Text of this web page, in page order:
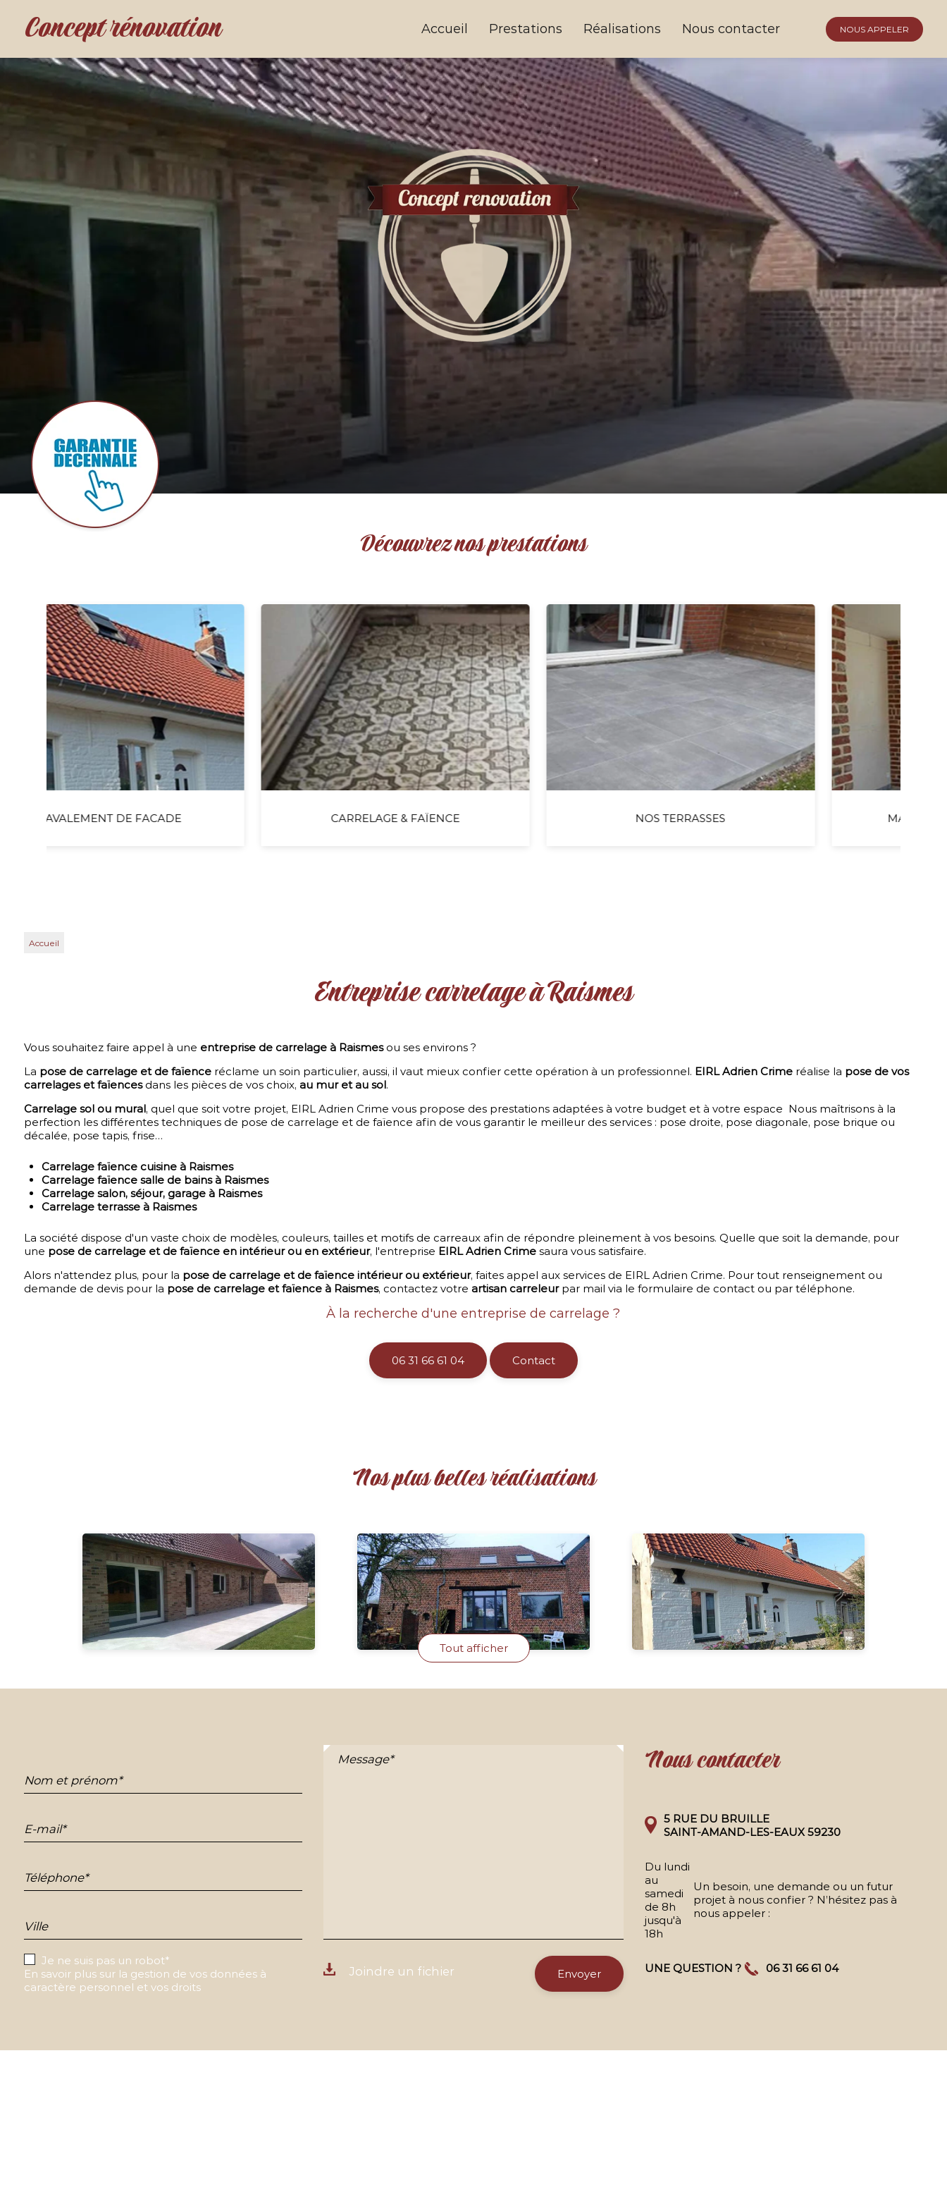
Concept rénovation Accueil Prestations Réalisations Nous contacter NOUS APPELER
Découvrez nos prestations
CARRELAGE & FAÏENCE NOS TERRASSES MAÇONNERIE & EXTENSION
Accueil
Entreprise carrelage à Raismes
Vous souhaitez faire appel à une entreprise de carrelage à Raismesou ses environs ?
La pose de carrelage et de faïenceréclame un soin particulier, aussi, il vaut mieux confier cette opération à un professionnel. EIRL Adrien Crimeréalise la pose de vos
carrelages et faïencesdans les pièces de vos choix, au mur et au sol.
Carrelage sol ou mural, quel que soit votre projet, EIRL Adrien Crime vous propose des prestations adaptées à votre budget et à votre espace Nous maîtrisons à la
perfection les différentes techniques de pose de carrelage et de faïence afin de vous garantir le meilleur des services : pose droite, pose diagonale, pose brique ou
décalée, pose tapis, frise…
Carrelage faïence cuisine à Raismes
Carrelage faïence salle de bains à Raismes
Carrelage salon, séjour, garage à Raismes
Carrelage terrasse à Raismes
La société dispose d'un vaste choix de modèles, couleurs, tailles et motifs de carreaux afin de répondre pleinement à vos besoins. Quelle que soit la demande, pour
une pose de carrelage et de faïence en intérieur ou en extérieur, l'entreprise EIRL Adrien Crimesaura vous satisfaire.
Alors n'attendez plus, pour la pose de carrelage et de faïence intérieur ou extérieur, faites appel aux services de EIRL Adrien Crime. Pour tout renseignement ou
demande de devis pour la pose de carrelage et faïence à Raismes, contactez votre artisan carreleurpar mail via le formulaire de contact ou par téléphone.
À la recherche d'une entreprise de carrelage ?
06 31 66 61 04 Contact
Nos plus belles réalisations
Tout afficher
Nom et prénom*
E-mail*
Téléphone*
Ville
Message*
Je ne suis pas un robot*
En savoir plus sur la gestion de vos données à
caractère personnel et vos droits
Joindre un fichier Envoyer
Nous contacter
5 RUE DU BRUILLE
SAINT-AMAND-LES-EAUX 59230
Du lundi
au
samedi
de 8h
jusqu'à
18h
Un besoin, une demande ou un futur
projet à nous confier ? N’hésitez pas à
nous appeler :
UNE QUESTION ? 06 31 66 61 04